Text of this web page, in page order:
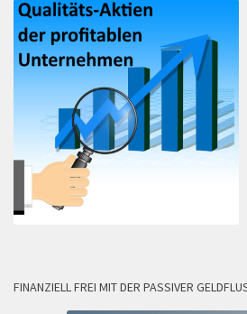
FINANZIELL FREI MIT DER PASSIVER